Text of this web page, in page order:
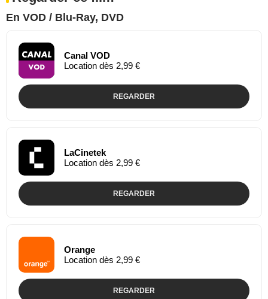
En VOD / Blu-Ray, DVD
Canal VOD
Location dès 2,99 €
REGARDER
LaCinetek
Location dès 2,99 €
REGARDER
Orange
Location dès 2,99 €
REGARDER